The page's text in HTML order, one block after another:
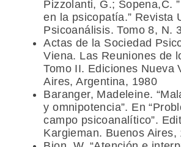
Pizzolanti, G.; Sopena,C.
en la psicopatía.” Revista
Psicoanálisis. Tomo 8, N.
Actas de la Sociedad
Viena. Las Reuniones de
Tomo II. Ediciones Nueva
Aires, Argentina, 1980
Baranger, Madeleine.
y omnipotencia”. En
campo psicoanalítico”.
Kargieman. Buenos Aires,